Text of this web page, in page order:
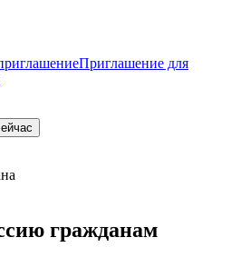
Приглашение для
гражданам